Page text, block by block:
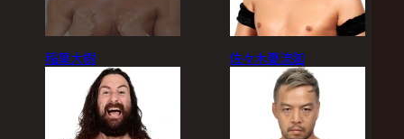
稲葉大樹 佐々木憂流迦